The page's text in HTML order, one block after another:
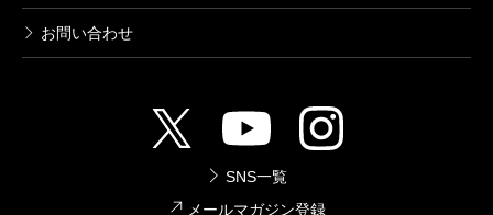
図式を採用しているけれど、より精緻な分析を求
める読者は、『存在論的、郵便的』をひもといて
おのおのの並行世界はツリー状に分岐するのでは
なく、より上位を占める階層からの計算的介入に
よってそのつど結節され（ディックの「不気味な
もの」のモチーフが、形を変えて幾度も現れ
お問い合わせ
SNS一覧
メールマガジン登録